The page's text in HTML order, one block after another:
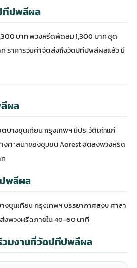
ทีปพลีผล
บาท พวงหรีดพัดลม 1,300 บาท ชุด
ราคารวมค่าจัดส่งถึงวัดปทีปพลีผลแล้ว มี
ผล
างขุนเทียน กรุงเทพฯ มีประวัติเก่าแก่
งศาสนาของชุมชน Aorest จัดส่งพวงหรีด
ท
พลีผล
งขุนเทียน กรุงเทพฯ บรรยากาศสงบ ศาลา
งพวงหรีดภายใน 40-60 นาที
วมงานที่วัดปทีปพลีผล